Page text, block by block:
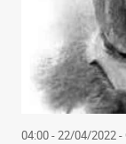
04:00 - 22/04/2022-